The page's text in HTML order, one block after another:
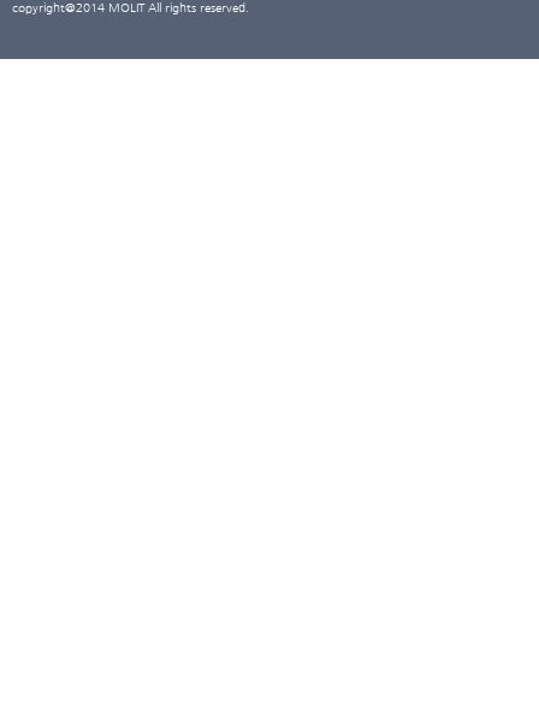
copyright@2014 MOLIT All rights reserved.